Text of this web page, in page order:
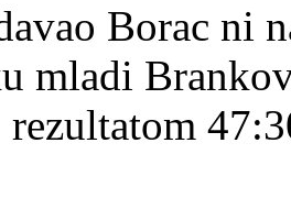
Borac ni
mladi
rezultatom